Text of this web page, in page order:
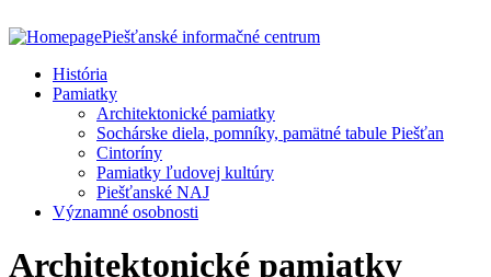
Piešťanské informačné centrum
História
Pamiatky
Architektonické pamiatky
Sochárske diela, pomníky, pamätné tabule Piešťan
Cintoríny
Pamiatky ľudovej kultúry
Piešťanské NAJ
Významné osobnosti
Architektonické pamiatky